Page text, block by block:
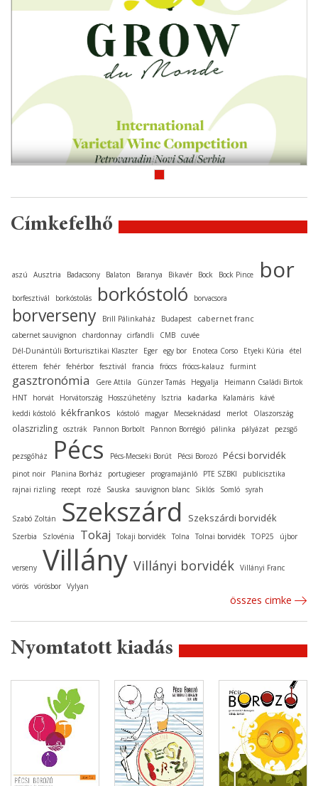
Címkefelhő
aszú Ausztria Badacsony Balaton Baranya Bikavér Bock Bock Pince bor
borfesztivál borkóstolás borkóstoló borvacsora
borverseny Brill Pálinkaház Budapest cabernet franc
cabernet sauvignon chardonnay cirfandli CMB cuvée
Dél-Dunántúli Borturisztikai Klaszter
Eger egy bor Enoteca Corso Etyeki Kúria
étel
étterem
fehér fehérbor fesztivál francia fröccs fröccs-kalauz furmint
gasztronómia Gere Attila Günzer Tamás Hegyalja
Heimann Családi Birtok
HNT
horvát Horvátország Hosszúhetény Isztria kadarka Kalamáris
kávé
keddi kóstoló kékfrankos kóstoló magyar Mecseknádasd merlot Olaszország
olaszrizling osztrák Pannon Borbolt Pannon Borrégió pálinka pályázat pezsgő
pezsgőház Pécs Pécs-Mecseki Borút Pécsi Borozó Pécsi borvidék
pinot noir Planina Borház portugieser programajánló PTE SZBKI
publicisztika
rajnai rizling
recept rozé Sauska sauvignon blanc Siklós Somló syrah
Szabó Zoltán Szekszárd Szekszárdi borvidék
Szerbia Szlovénia Tokaj Tokaji borvidék Tolna Tolnai borvidék TOP25 újbor
verseny Villány Villányi borvidék Villányi Franc
vörös vörösbor Vylyan
összes cimke
Nyomtatott kiadás